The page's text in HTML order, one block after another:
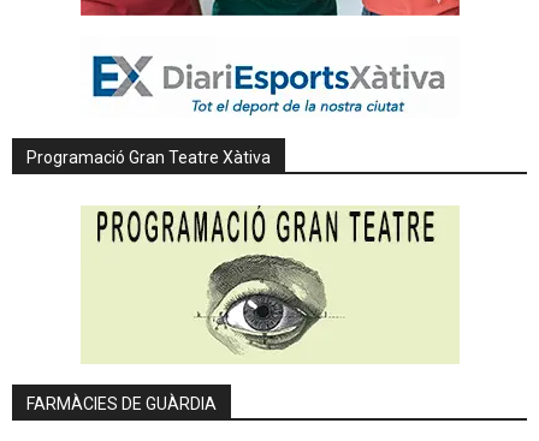
Programació Gran Teatre Xàtiva
FARMÀCIES DE GUÀRDIA